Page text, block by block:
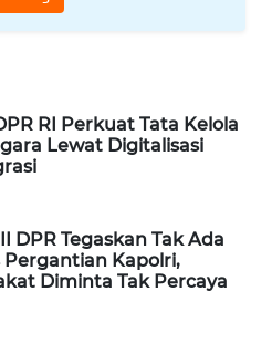
RI Perkuat Tata Kelola
Lewat Digitalisasi
DPR Tegaskan Tak Ada
Pergantian Kapolri,
Diminta Tak Percaya